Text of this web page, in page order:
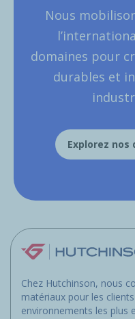
Nous
domaines pour
durables et
Explorez nos
Chez Hutchinson, nous
matériaux pour les
environnements les plus